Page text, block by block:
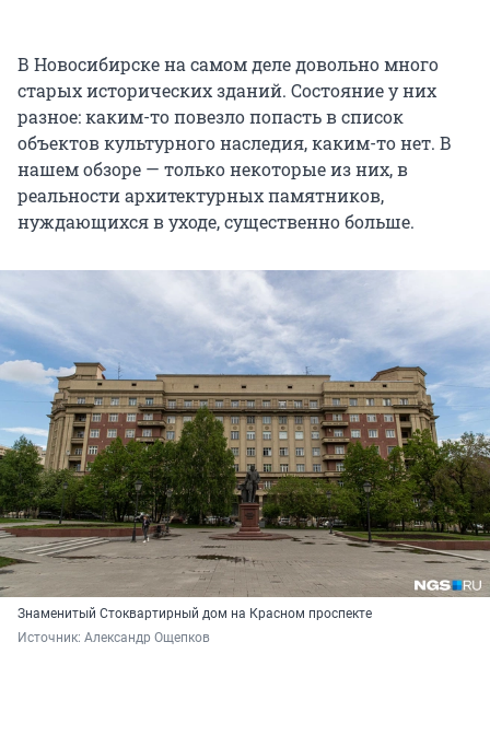
В Новосибирске на самом деле довольно много
старых исторических зданий. Состояние у них
разное: каким-то повезло попасть в список
объектов культурного наследия, каким-то нет. В
нашем обзоре — только некоторые из них, в
реальности архитектурных памятников,
нуждающихся в уходе, существенно больше.
Знаменитый Стоквартирный дом на Красном проспекте
Источник: Александр Ощепков